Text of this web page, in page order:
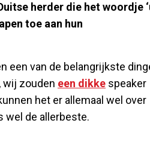
herder die het woordje
toe aan hun
een van de belangrijkste
wij zouden een dikke speaker
het er allemaal wel over
wel de allerbeste.